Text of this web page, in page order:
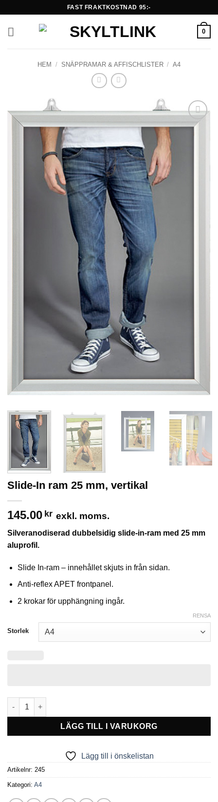
content
FAST FRAKTKOSTNAD 95:-
0
HEM / SNÄPPRAMAR & AFFISCHLISTER / A4
Lägg till i
önskelistan
Slide-In ram 25 mm, vertikal
145.00 kr exkl. moms.
Silveranodiserad dubbelsidig slide-in-ram med 25 mm
aluprofil.
Slide In-ram – innehållet skjuts in från sidan.
Anti-reflex APET frontpanel.
2 krokar för upphängning ingår.
Storlek
RENSA
Slide-In ram 25 mm, vertikal mängd
LÄGG TILL I VARUKORG
Lägg till i önskelistan
Artikelnr: 245
Kategori: A4